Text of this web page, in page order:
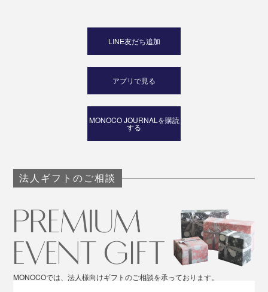
全体的にコンパクトなSサイズは、ワンピースやシャツ
のインナー使いやウエストインで着こなしたい方に最
LINE友だち追加
アプリで見る
MONOCO JOURNALを購読
する
法人ギフトのご相談
MONOCOでは、法人様向けギフトのご相談を承っております。